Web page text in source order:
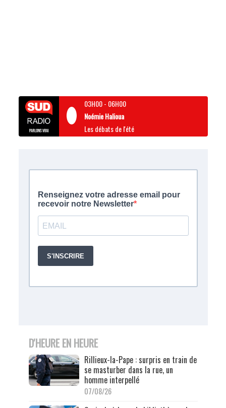
03H00- 06H00
Noémie Halioua
Les débats de l'été
D'HEURE EN HEURE
Rillieux-la-Pape : surpris en train de
se masturber dans la rue, un
homme interpellé
07/08/26